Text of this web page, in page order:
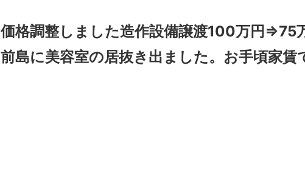
価格調整しました造作設備譲渡100万円⇒75
前島に美容室の居抜き出ました。お手頃家賃